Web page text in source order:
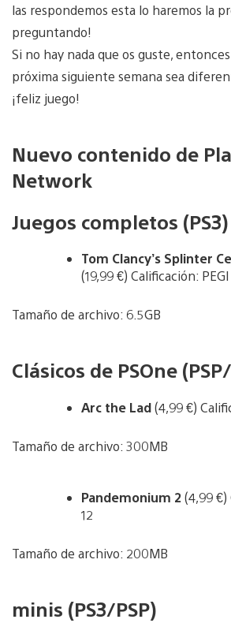
las respondemos esta lo haremos la
preguntando!
Si no hay nada que os guste,
próxima siguiente semana sea
¡feliz juego!
Nuevo contenido de
Network
Juegos completos (PS3)
Tom Clancy’s Splinter
(19,99 €) Calificación: PEGI
Tamaño de archivo: 6.5GB
Clásicos de PSOne
Arc the Lad(4,99 €)
Tamaño de archivo: 300MB
Pandemonium 2(4,99 €)
12
Tamaño de archivo: 200MB
minis (PS3/PSP)